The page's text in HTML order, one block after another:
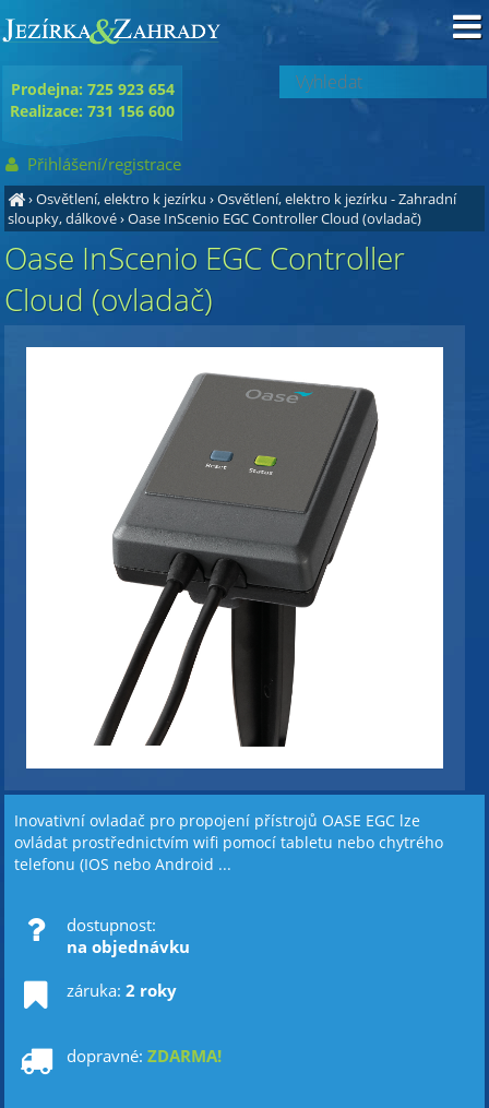
›Osvětlení, elektro k jezírku ›Osvětlení, elektro k jezírku - Zahradní
sloupky, dálkové›Oase InScenio EGC Controller Cloud (ovladač)
Oase InScenio EGC Controller
Cloud (ovladač)
Inovativní ovladač pro propojení přístrojů OASE EGC lze
ovládat prostřednictvím wifi pomocí tabletu nebo chytrého
telefonu (IOS nebo Android ...
dostupnost:
na objednávku
záruka: 2 roky
dopravné: ZDARMA!
Prodejna: 725 923 654
Realizace: 731 156 600
Přihlášení/registrace